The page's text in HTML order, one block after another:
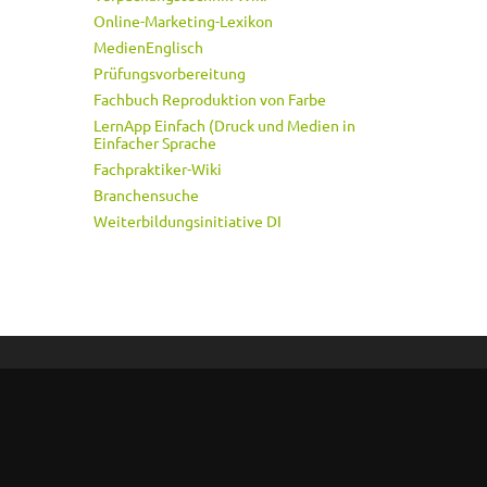
Online-Marketing-Lexikon
MedienEnglisch
Prüfungsvorbereitung
Fachbuch Reproduktion von Farbe
LernApp Einfach (Druck und Medien in
Einfacher Sprache
Fachpraktiker-Wiki
Branchensuche
Weiterbildungsinitiative DI